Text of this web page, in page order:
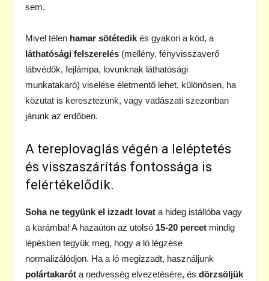
sem.
Mivel télen hamar sötétedik és gyakori a köd, a
láthatósági felszerelés (mellény, fényvisszaverő
lábvédők, fejlámpa, lovunknak láthatósági
munkatakaró) viselése életmentő lehet, különösen, ha
közutat is keresztezünk, vagy vadászati szezonban
járunk az erdőben.
A tereplovaglás végén a leléptetés
és visszaszárítás fontossága is
felértékelődik.
Soha ne tegyünk el izzadt lovat a hideg istállóba vagy
a karámba! A hazaúton az utolsó 15-20 percet mindig
lépésben tegyük meg, hogy a ló légzése
normalizálódjon. Ha a ló megizzadt, használjunk
polártakarót a nedvesség elvezetésére, és dörzsöljük